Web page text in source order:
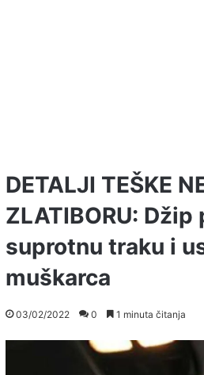
DETALJI TEŠKE
ZLATIBORU: Džip
suprotnu traku i
muškarca
03/02/2022 0 1 minuta čitanja